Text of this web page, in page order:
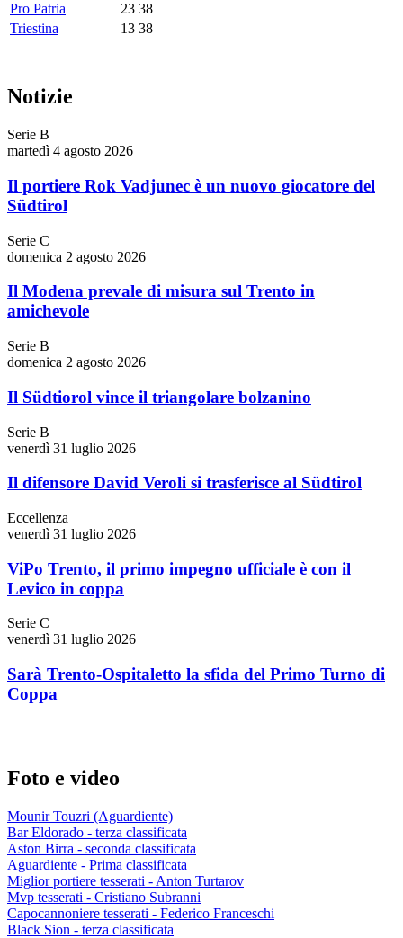
Pro Patria 23 38
Triestina
13 38
Notizie
Serie B
martedì 4 agosto 2026
Il portiere Rok Vadjunec è un nuovo giocatore del
Südtirol
Serie C
domenica 2 agosto 2026
Il Modena prevale di misura sul Trento in
amichevole
Serie B
domenica 2 agosto 2026
Il Südtiorol vince il triangolare bolzanino
Serie B
venerdì 31 luglio 2026
Il difensore David Veroli si trasferisce al Südtirol
Eccellenza
venerdì 31 luglio 2026
ViPo Trento, il primo impegno ufficiale è con il
Levico in coppa
Serie C
venerdì 31 luglio 2026
Sarà Trento-Ospitaletto la sfida del Primo Turno di
Coppa
Foto e video
Mounir Touzri (Aguardiente)
Bar Eldorado - terza classificata
Aston Birra - seconda classificata
Aguardiente - Prima classificata
Miglior portiere tesserati - Anton Turtarov
Mvp tesserati - Cristiano Subranni
Capocannoniere tesserati - Federico Franceschi
Black Sion - terza classificata